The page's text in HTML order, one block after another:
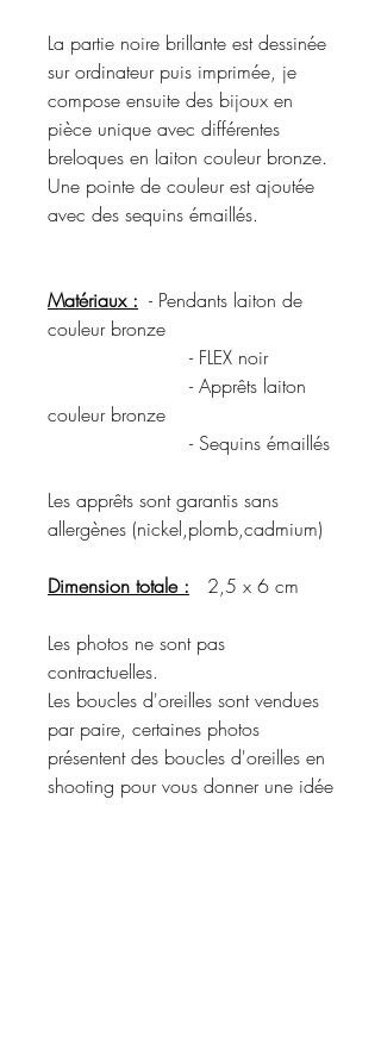
La partie noire brillante est dessinée
sur ordinateur puis imprimée, je
compose ensuite des bijoux en
pièce unique avec différentes
breloques en laiton couleur bronze.
Une pointe de couleur est ajoutée
avec des sequins émaillés.
Matériaux : - Pendants laiton de
couleur bronze
- FLEX noir
- Apprêts laiton
couleur bronze
- Sequins émaillés
Les apprêts sont garantis sans
allergènes (nickel,plomb,cadmium)
Dimension totale : 2,5 x 6 cm
Les photos ne sont pas
contractuelles.
Les boucles d'oreilles sont vendues
par paire, certaines photos
présentent des boucles d'oreilles en
shooting pour vous donner une idée